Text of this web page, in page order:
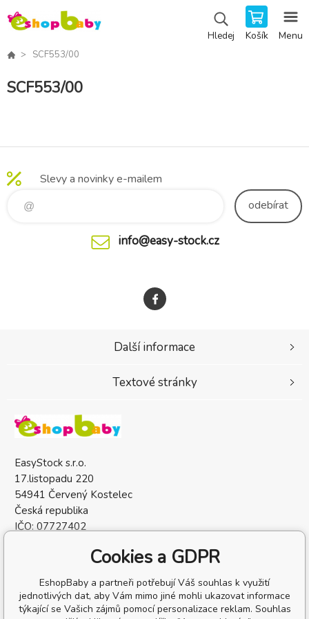
Hledej Košík Menu
SCF553/00
SCF553/00
Slevy a novinky e-mailem
odebírat
info@easy-stock.cz
EasyStock s.r.o.
17.listopadu 220
54941 Červený Kostelec
Česká republika
IČO: 07727402
Další informace
Textové stránky
Cookies a GDPR
EshopBaby a partneři potřebují Váš souhlas k využití
jednotlivých dat, aby Vám mimo jiné mohli ukazovat informace
týkající se Vašich zájmů pomocí personalizace reklam. Souhlas